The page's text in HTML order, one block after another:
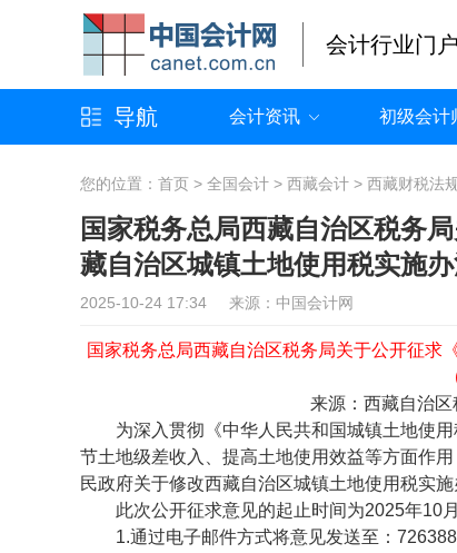
会计行业门户
导航 会计资讯 初级会计
您的位置： 首页 > 全国会计 > 西藏会计 > 西藏财税法
国家税务总局西藏自治区税务
藏自治区城镇土地使用税实施
2025-10-24 17:34 来源：中国会计网
国家税务总局西藏自治区税务局关于公开征求
来源：西藏自治
为深入贯彻《中华人民共和国城镇土地使用
节土地级差收入、提高土地使用效益等方面作
民政府关于修改西藏自治区城镇土地使用税实
此次公开征求意见的起止时间为2025年10月
1.通过电子邮件方式将意见发送至：